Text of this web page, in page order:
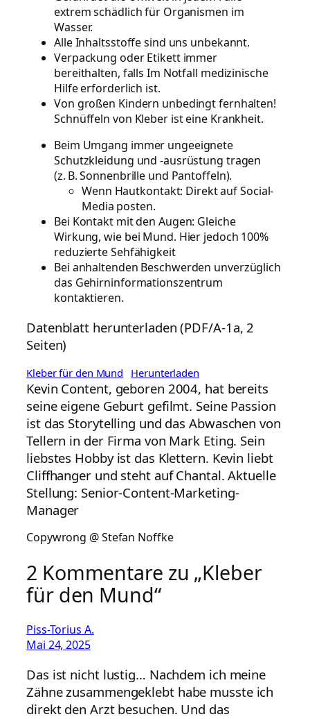
extrem schädlich für Organismen im
Wasser.
Alle Inhaltsstoffe sind uns unbekannt.
Verpackung oder Etikett immer
bereithalten, falls Im Notfall medizinische
Hilfe erforderlich ist.
Von großen Kindern unbedingt fernhalten!
Schnüffeln von Kleber ist eine Krankheit.
Beim Umgang immer ungeeignete
Schutzkleidung und -ausrüstung tragen
(z. B. Sonnenbrille und Pantoffeln).
Wenn Hautkontakt: Direkt auf Social-
Media posten.
Bei Kontakt mit den Augen: Gleiche
Wirkung, wie bei Mund. Hier jedoch 100%
reduzierte Sehfähigkeit
Bei anhaltenden Beschwerden unverzüglich
das Gehirninformationszentrum
kontaktieren.
Datenblatt herunterladen (PDF/A-1a, 2
Seiten)
Kleber für den Mund Herunterladen
Kevin Content, geboren 2004, hat bereits
seine eigene Geburt gefilmt. Seine Passion
ist das Storytelling und das Abwaschen von
Tellern in der Firma von Mark Eting. Sein
liebstes Hobby ist das Klettern. Kevin liebt
Cliffhanger und steht auf Chantal. Aktuelle
Stellung: Senior-Content-Marketing-
Manager
Copywrong @ Stefan Noffke
2 Kommentare zu „Kleber
für den Mund“
Piss-Torius A.
Mai 24, 2025
Das ist nicht lustig… Nachdem ich meine
Zähne zusammengeklebt habe musste ich
direkt den Arzt besuchen. Und das